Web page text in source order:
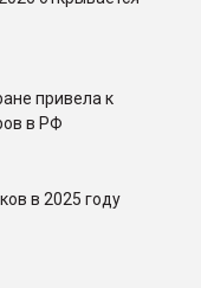
привела к
в РФ
в 2025 году